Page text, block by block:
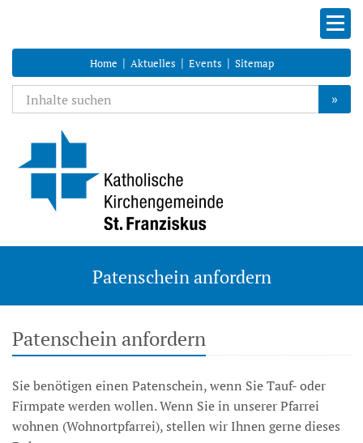
Home | Aktuelles | Events | Sitemap
»
Patenschein anfordern
Patenschein anfordern
Sie benötigen einen Patenschein, wenn Sie Tauf- oder
Firmpate werden wollen. Wenn Sie in unserer Pfarrei
wohnen (Wohnortpfarrei), stellen wir Ihnen gerne dieses